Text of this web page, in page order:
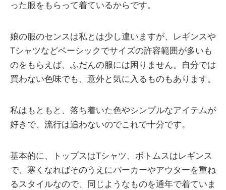
った服をもらって着ているからです。
娘の服のセンスは私とは少し違いますが、レギンスや
Tシャツなどベーシックでサイズの許容範囲が多いも
のをもらえば、ふだんの服には困りません。自分では
買わない色味でも、意外と気に入るものもあります。
私はもともと、落ち着いた色やシンプルなアイテムが
好きで、流行は追わないのでこれで十分です。
基本的に、トップスはTシャツ、ボトムスはレギンス
で、寒くなればそのうえにパーカーやアウターを重ね
るスタイルなので、同じようなものを通年で着ていま